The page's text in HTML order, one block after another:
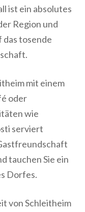
ist ein absolutes
Region und
tosende
mit einem
oder
wie
serviert
tauchen Sie ein
Dorfes.
von Schleitheim